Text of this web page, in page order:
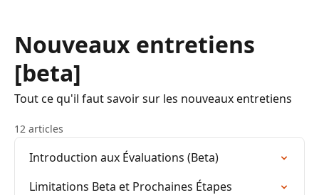
Nouveaux entretiens
[beta]
Tout ce qu'il faut savoir sur les nouveaux entretiens
12 articles
Introduction aux Évaluations (Beta)
Limitations Beta et Prochaines Étapes